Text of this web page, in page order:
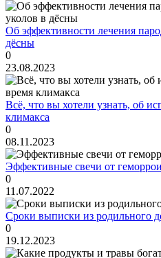
Об эффективности лечения
дёсны
0
23.08.2023
Всё, что вы хотели узнать, об
климакса
0
08.11.2023
Эффективные свечи от
0
11.07.2022
Сроки выписки из родильного
0
19.12.2023